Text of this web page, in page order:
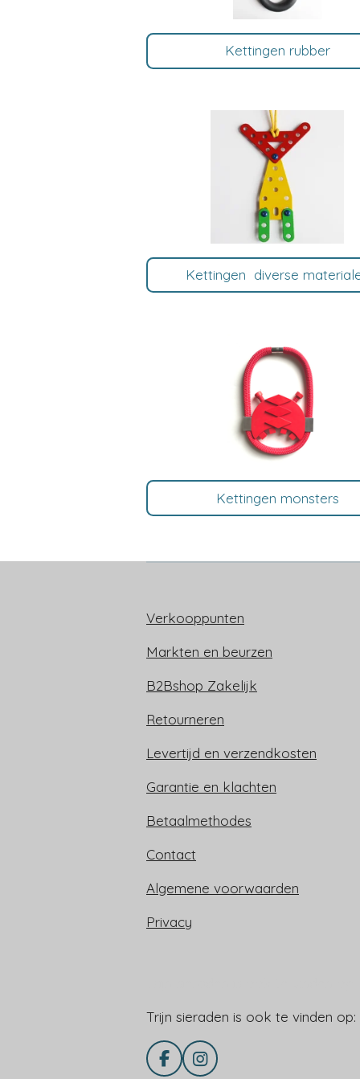
Kettingen rubber
Kettingen diverse
Kettingen monsters
Verkooppunten
Markten en beurzen
B2Bshop Zakelijk
Retourneren
Levertijd en verzendkosten
Garantie en klachten
Betaalmethodes
Contact
Algemene voorwaarden
Privacy
Trijn sieraden is ook te vinden op:
F
I